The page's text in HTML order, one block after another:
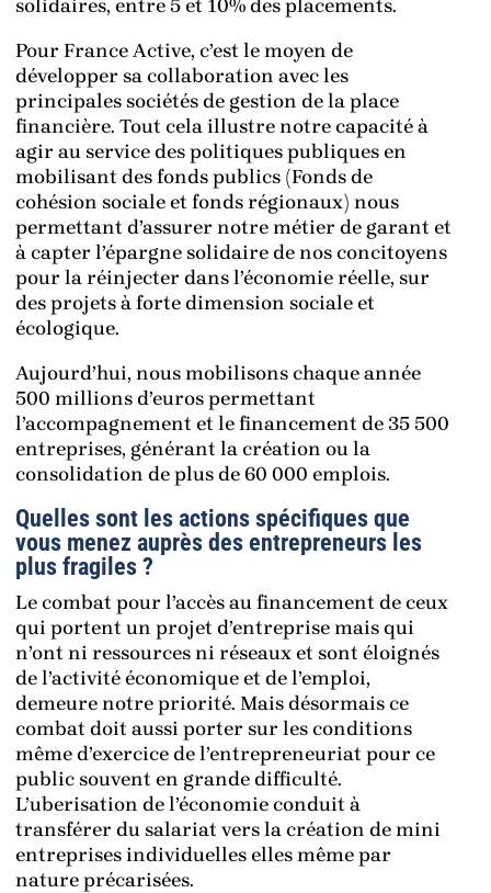
solidaires, entre 5 et 10% des placements.
Pour France Active, c’est le moyen de
développer sa collaboration avec les
principales sociétés de gestion de la place
financière. Tout cela illustre notre capacité à
agir au service des politiques publiques en
mobilisant des fonds publics (Fonds de
cohésion sociale et fonds régionaux) nous
permettant d’assurer notre métier de garant et
à capter l’épargne solidaire de nos concitoyens
pour la réinjecter dans l’économie réelle, sur
des projets à forte dimension sociale et
écologique.
Aujourd’hui, nous mobilisons chaque année
500 millions d’euros permettant
l’accompagnement et le financement de 35 500
entreprises, générant la création ou la
consolidation de plus de 60 000 emplois.
Quelles sont les actions spécifiques que
vous menez auprès des entrepreneurs les
plus fragiles ?
Le combat pour l’accès au financement de ceux
qui portent un projet d’entreprise mais qui
n’ont ni ressources ni réseaux et sont éloignés
de l’activité économique et de l’emploi,
demeure notre priorité. Mais désormais ce
combat doit aussi porter sur les conditions
même d’exercice de l’entrepreneuriat pour ce
public souvent en grande difficulté.
L’uberisation de l’économie conduit à
transférer du salariat vers la création de mini
entreprises individuelles elles même par
nature précarisées.